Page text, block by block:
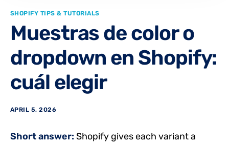
Affiliate
Blog
SHOPIFY TIPS & TUTORIALS
Muestras de color o
dropdown en Shopify:
cuál elegir
APRIL 5, 2026
Short answer: Shopify gives each variant a